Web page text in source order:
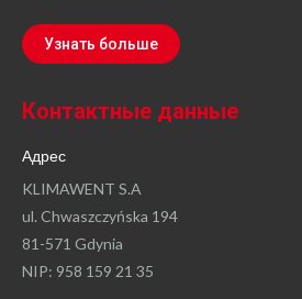
Узнать больше
Контактные данные
Адрес
KLIMAWENT S.A
ul. Chwaszczyńska 194
81-571 Gdynia
NIP: 958 159 21 35